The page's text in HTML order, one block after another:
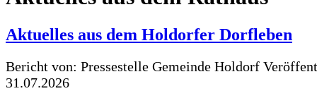
Aktuelles aus dem Holdorfer Dorfleben
Bericht von: Pressestelle Gemeinde Holdorf
31.07.2026